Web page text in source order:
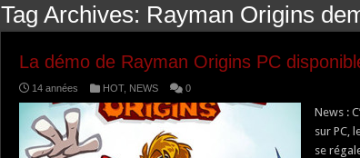
Tag Archives: Rayman Origins
La démo de Rayman Origins PC
14 années HOT, NEWS 0
News :
sur PC,
se